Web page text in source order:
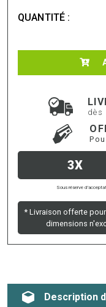
QUANTITÉ :
dès
3X
Sous réserve
* Livraison offerte
dimensions
Description